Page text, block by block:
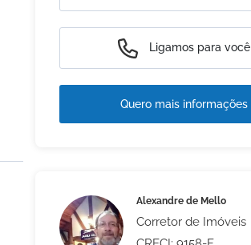
Ligamos para você
Quero mais informações
Alexandre de Mello
Corretor de Imóveis